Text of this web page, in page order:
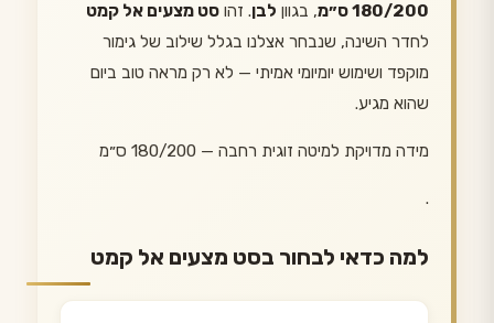
180/200 ס״מ
, בגוון לבן. זהו סט מצעים אל קמט
לחדר השינה, שנבחר אצלנו בגלל שילוב של גימור
מוקפד ושימוש יומיומי אמיתי — לא רק מראה טוב ביום
שהוא מגיע.
מידה מדויקת למיטה זוגית רחבה — 180/200 ס״מ
.
למה כדאי לבחור בסט מצעים אל קמט